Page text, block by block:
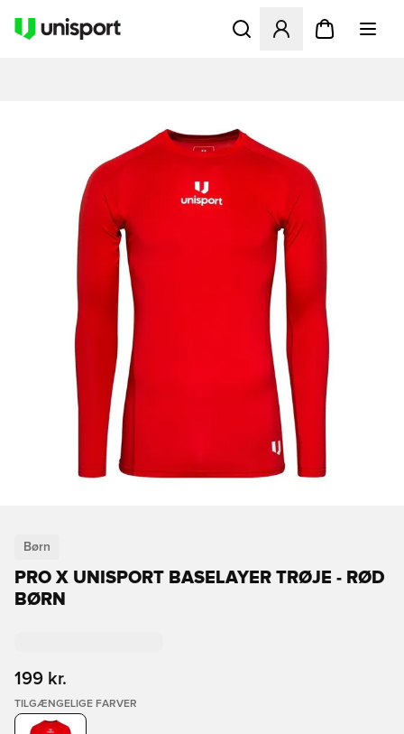
Åbner en Modal til at
Børn
PRO X UNISPORT BASELAYER TRØJE - RØD
BØRN
199 kr.
TILGÆNGELIGE FARVER